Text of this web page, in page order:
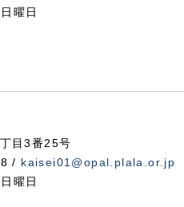
曜日
目3番25号
/ kaisei01@opal.plala.or.jp
曜日